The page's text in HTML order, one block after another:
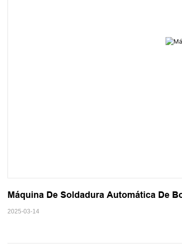
Máquina De Soldadura Automática De
2025-03-14